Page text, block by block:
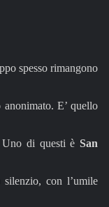
spesso rimangono
E’ quello
Uno di questi è San
con l’umile